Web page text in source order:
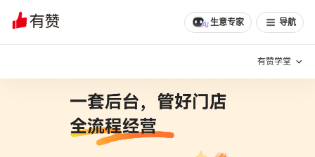
生意专家 导航
有赞学堂
增长方法
文章 问诊 分享